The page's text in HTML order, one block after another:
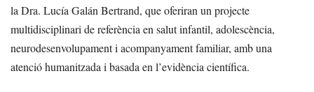
la Dra. Lucía Galán Bertrand, que oferiran un projecte
multidisciplinari de referència en salut infantil, adolescència,
neurodesenvolupament i acompanyament familiar, amb una
atenció humanitzada i basada en l’evidència científica.